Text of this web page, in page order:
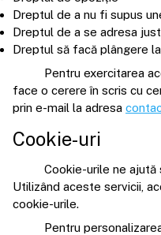
Dreptul de a nu fi supus
Dreptul de a se adresa
Dreptul să facă plângere
Pentru exercitarea
face o cerere în scris cu
prin e-mail la adresa
Cookie-uri
Cookie-urile ne
Utilizând aceste servicii,
cookie-urile.
Pentru